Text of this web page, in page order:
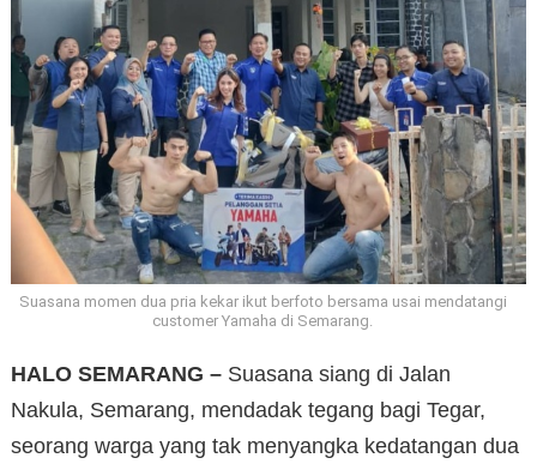
Suasana momen dua pria kekar ikut berfoto bersama usai mendatangi
customer Yamaha di Semarang.
HALO SEMARANG – Suasana siang di Jalan
Nakula, Semarang, mendadak tegang bagi Tegar,
seorang warga yang tak menyangka kedatangan dua